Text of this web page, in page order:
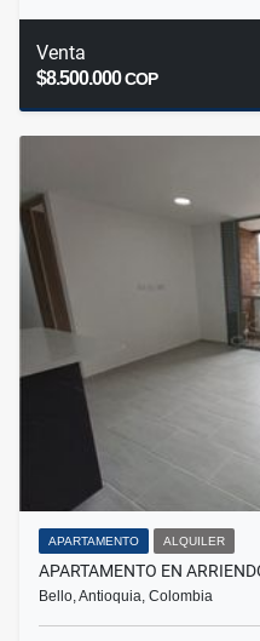
Venta
$8.500.000COP
APARTAMENTO ALQUILER
APARTAMENTO EN
Bello, Antioquia, Colombia